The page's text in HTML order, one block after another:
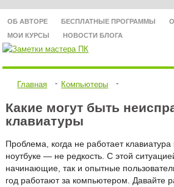
ОБ АВТОРЕ БЕСПЛАТНЫЕ ПРОГРАММЫ
МОИ КУРСЫ
НОВОСТИ БЛОГА
НОУТБУКИ
Главная Компьютеры
Какие могут быть
клавиатуры
Проблема, когда не работает
ноутбуке — не редкость. С этой
начинающие, так и опытные
год работают за компьютером. Давайте